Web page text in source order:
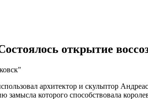
открытие
архитектор и скульптор
замысла которого способствовала